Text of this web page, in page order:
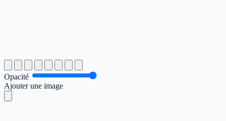
Opacité
Ajouter une image